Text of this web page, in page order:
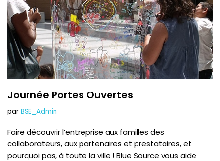
Journée Portes Ouvertes
par BSE_Admin
Faire découvrir l’entreprise aux familles des
collaborateurs, aux partenaires et prestataires, et
pourquoi pas, à toute la ville ! Blue Source vous aide